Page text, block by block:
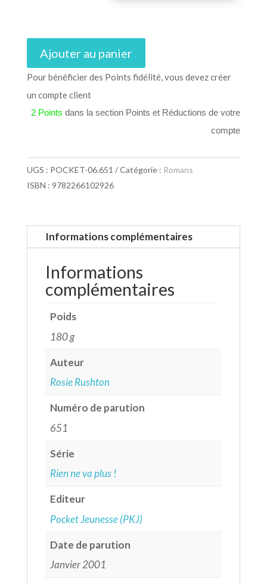
Ajouter au panier
Pour bénéficier des Points fidélité, vous devez créer
un compte client
2 Points dans la section Points et Réductions de votre
compte
UGS : POCKET-06.651 Catégorie : Romans
ISBN : 9782266102926
Informations complémentaires
Informations
complémentaires
Poids
180 g
Auteur
Rosie Rushton
Numéro de parution
651
Série
Rien ne va plus !
Editeur
Pocket Jeunesse (PKJ)
Date de parution
Janvier 2001